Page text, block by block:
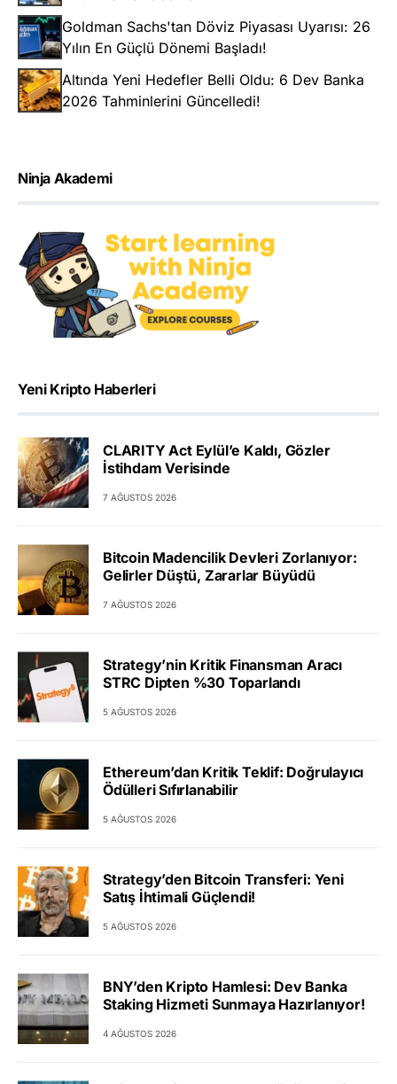
Goldman Sachs'tan Döviz Piyasası Uyarısı: 26
Yılın En Güçlü Dönemi Başladı!
Altında Yeni Hedefler Belli Oldu: 6 Dev Banka
2026 Tahminlerini Güncelledi!
Ninja Akademi
Yeni Kripto Haberleri
CLARITY Act Eylül’e Kaldı, Gözler
İstihdam Verisinde
7 AĞUSTOS 2026
Bitcoin Madencilik Devleri Zorlanıyor:
Gelirler Düştü, Zararlar Büyüdü
7 AĞUSTOS 2026
Strategy’nin Kritik Finansman Aracı
STRC Dipten %30 Toparlandı
5 AĞUSTOS 2026
Ethereum’dan Kritik Teklif: Doğrulayıcı
Ödülleri Sıfırlanabilir
5 AĞUSTOS 2026
Strategy’den Bitcoin Transferi: Yeni
Satış İhtimali Güçlendi!
5 AĞUSTOS 2026
BNY’den Kripto Hamlesi: Dev Banka
Staking Hizmeti Sunmaya Hazırlanıyor!
4 AĞUSTOS 2026